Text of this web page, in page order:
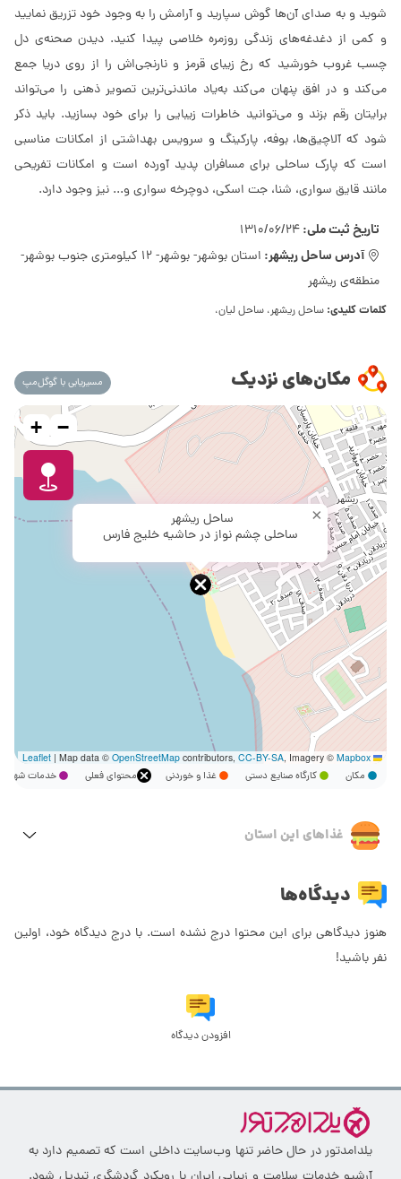
شوید و به صدای آن‌ها گوش سپارید و آرامش را به وجود خود تزریق نمایید
و کمی از دغدغه‌های زندگی روزمره خلاصی پیدا کنید. دیدن صحنه‌ی دل
چسب غروب خورشید که رخ زیبای قرمز و نارنجی‌اش را از روی دریا جمع
می‌کند و در افق پنهان می‌کند به‌یاد ماندنی‌ترین تصویر ذهنی را می‌تواند
برایتان رقم بزند و می‌توانید خاطرات زیبایی را برای خود بسازید. باید ذکر
شود که آلاچیق‌ها، بوفه، پارکینگ و سرویس بهداشتی از امکانات مناسبی
است که پارک ساحلی برای مسافران پدید آورده است و امکانات تفریحی
مانند قایق سواری، شنا، جت اسکی، دوچرخه سواری و... نیز وجود دارد.
تاریخ ثبت ملی:1310/06/24
آدرس ساحل ریشهر:
استان بوشهر- بوشهر- 12 کیلومتری جنوب بوشهر-
منطقه‌‌ی ریشهر
کلمات کلیدی: ساحل ریشهر، ساحل لیان،
مکان‌های نزدیک مسیریابی با گوگل‌مپ
ساحل ریشهر
ساحلی چشم نواز در حاشیه خلیج فارس
×
+ −
Leaflet
| Map data © OpenStreetMapcontributors, CC-BY-SA, Imagery © Mapbox
مکان کارگاه صنایع دستی غذا و خوردنی محتوای فعلی خدمات
غذاهای این استان
دیدگاه‌ها
هنوز دیدگاهی برای این محتوا درج نشده است. با درج دیدگاه خود، اولین
نفر باشید!
افزودن دیدگاه
یلدامدتور در حال حاضر تنها وب‌سایت داخلی است که تصمیم دارد به